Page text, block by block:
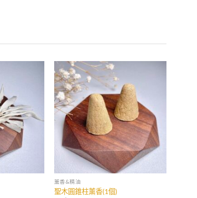
薰香&精油
聖木圓錐柱薰香(1個)